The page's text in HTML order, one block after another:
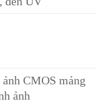
CMOS mảng
ảnh